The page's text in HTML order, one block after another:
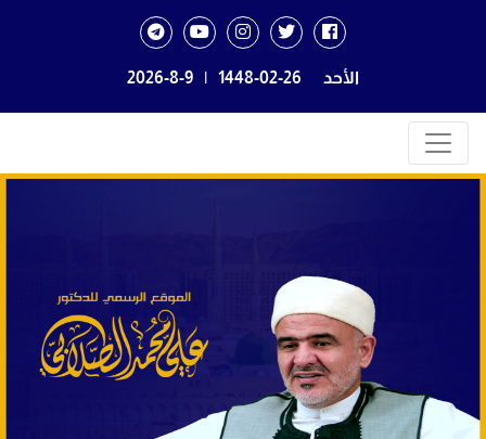
الأحد 1448-02-26
|
2026-8-9